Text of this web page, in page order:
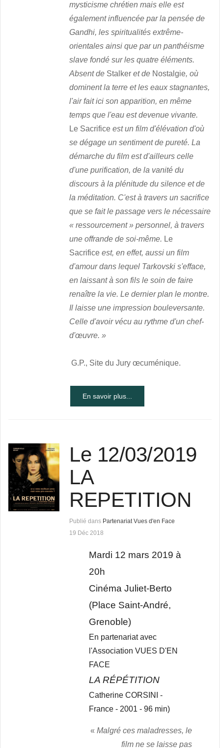
mysticisme chrétien mais elle est
également influencée par la pensée de
Gandhi, les spiritualités extrême-
orientales ainsi que par un panthéisme
slave fondé sur les quatre éléments.
Absent de Stalkeret de Nostalgie, où
dominent la terre et les eaux stagnantes,
l'air fait ici son apparition, en même
temps que l'eau est devenue vivante.
Le Sacrificeest un film d'élévation d'où
se dégage un sentiment de pureté. La
démarche du film est d'ailleurs celle
d'une purification, de la vanité du
discours à la plénitude du silence et de
la méditation. C'est à travers un sacrifice
que se fait le passage vers le nécessaire
« ressourcement » personnel, à travers
une offrande de soi-même. Le
Sacrificeest, en effet, aussi un film
d'amour dans lequel Tarkovski s'efface,
en laissant à son fils le soin de faire
renaître la vie. Le dernier plan le montre.
Il laisse une impression bouleversante.
Celle d'avoir vécu au rythme d'un chef-
d'œuvre. »
G.P., Site du Jury œcuménique.
En savoir plus...
Le 12/03/2019
LA
REPETITION
Publié dans Partenariat Vues d'en Face
19 Déc 2018
Mardi 12 mars 2019 à
20h
Cinéma Juliet-Berto
(Place Saint-André,
Grenoble)
En partenariat avec
l'Association VUES D'EN
FACE
LA RÉPÉTITION
Catherine CORSINI -
France - 2001 - 96 min)
« Malgré ces maladresses, le
film ne se laisse pas